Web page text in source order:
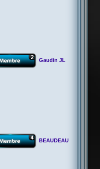
Gaudin JL
BEAUDEAU